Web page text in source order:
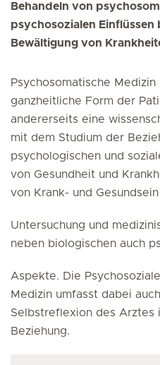
Behandeln von
psychosozialen Einflüssen
Bewältigung von
Psychosomatische
ganzheitliche Form der
andererseits eine
mit dem Studium der
psychologischen und
von Gesundheit und
von Krank- und
Untersuchung und
neben biologischen auch
Aspekte. Die
Medizin umfasst dabei
Selbstreflexion des Arztes
Beziehung.